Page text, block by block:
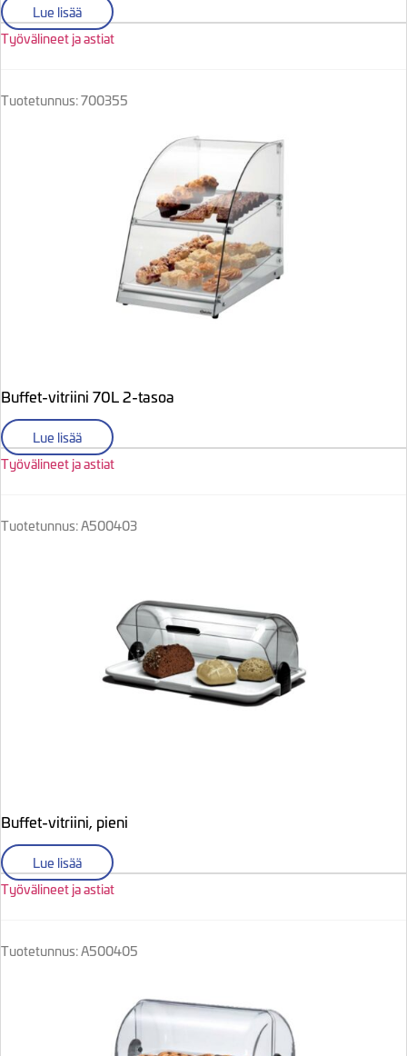
Lue lisää
Työvälineet ja astiat
Tuotetunnus: 700355
Buffet-vitriini 70L 2-tasoa
Lue lisää
Työvälineet ja astiat
Tuotetunnus: A500403
Buffet-vitriini, pieni
Lue lisää
Työvälineet ja astiat
Tuotetunnus: A500405